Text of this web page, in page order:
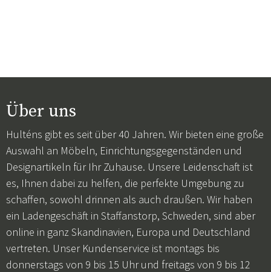
Über uns
Hulténs gibt es seit über 40 Jahren. Wir bieten eine große
Auswahl an Möbeln, Einrichtungsgegenständen und
Designartikeln für Ihr Zuhause. Unsere Leidenschaft ist
es, Ihnen dabei zu helfen, die perfekte Umgebung zu
schaffen, sowohl drinnen als auch draußen. Wir haben
ein Ladengeschäft in Staffanstorp, Schweden, sind aber
online in ganz Skandinavien, Europa und Deutschland
vertreten. Unser Kundenservice ist montags bis
donnerstags von 9 bis 15 Uhr und freitags von 9 bis 12